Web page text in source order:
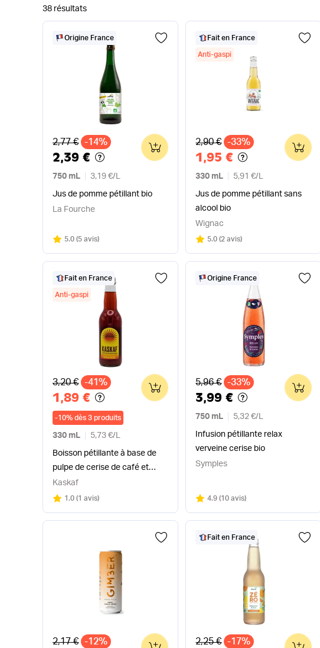
38 résultats
Origine France
Ancien prix
2,77 € -14%
2,39 €
750 mL 3,19 €/L
Jus de pomme pétillant bio
0
La Fourche
Note
5.0 sur 5
(5 avis)
Fait en France
Anti-gaspi
Ancien prix
2,90 € -33%
1,95 €
330 mL 5,91 €/L
Jus de pomme pétillant sans
alcool bio
0
Wignac
Note
5.0sur 5
(2 avis)
Fait en France
Anti-gaspi
Ancien prix
3,20 € -41%
1,89 €
-10% dès 3 produits
330 mL 5,73 €/L
Boisson pétillante à base de
pulpe de cerise de café et
orange bio
0
Kaskaf
Note
1.0 sur 5
(1 avis)
Origine France
Ancien prix
5,96 € -33%
3,99 €
750 mL 5,32 €/L
Infusion pétillante relax
verveine cerise bio
0
Symples
Note
4.9sur 5
(10 avis)
Ancien prix
2,17 € -12% 0
Fait en France
Ancien prix
2,25 € -17% 0